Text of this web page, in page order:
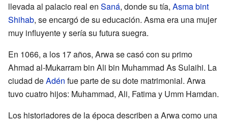
llevada al palacio real en Saná, donde su tía, Asma bint
Shihab, se encargó de su educación. Asma era una mujer
muy influyente y sería su futura suegra.
En 1066, a los 17 años, Arwa se casó con su primo
Ahmad al-Mukarram bin Ali bin Muhammad As Sulaihi. La
ciudad deAdén fue parte de su dote matrimonial. Arwa
tuvo cuatro hijos: Muhammad, Ali, Fatima y Umm Hamdan.
Los historiadores de la época describen a Arwa como una